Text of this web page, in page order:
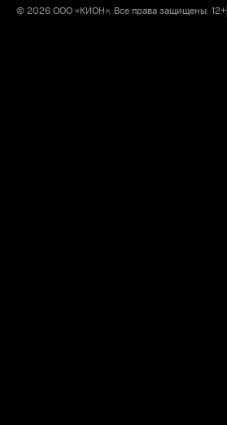
© 2026 ООО «КИОН». Все права защищены. 12+